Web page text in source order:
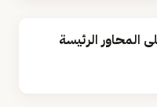
المحاور الرئيسة